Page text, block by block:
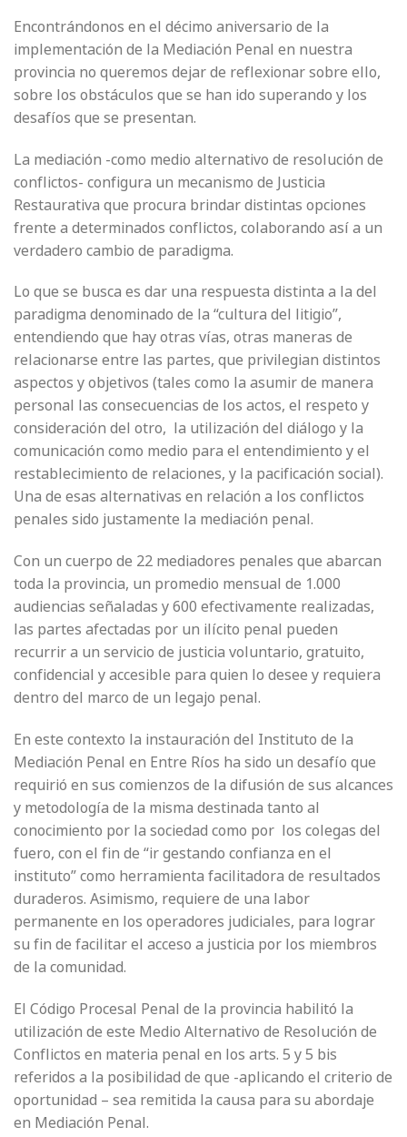
Encontrándonos en el décimo aniversario de la
implementación de la Mediación Penal en nuestra
provincia no queremos dejar de reflexionar sobre ello,
sobre los obstáculos que se han ido superando y los
desafíos que se presentan.
La mediación -como medio alternativo de resolución de
conflictos- configura un mecanismo de Justicia
Restaurativa que procura brindar distintas opciones
frente a determinados conflictos, colaborando así a un
verdadero cambio de paradigma.
Lo que se busca es dar una respuesta distinta a la del
paradigma denominado de la “cultura del litigio”,
entendiendo que hay otras vías, otras maneras de
relacionarse entre las partes, que privilegian distintos
aspectos y objetivos (tales como la asumir de manera
personal las consecuencias de los actos, el respeto y
consideración del otro, la utilización del diálogo y la
comunicación como medio para el entendimiento y el
restablecimiento de relaciones, y la pacificación social).
Una de esas alternativas en relación a los conflictos
penales sido justamente la mediación penal.
Con un cuerpo de 22 mediadores penales que abarcan
toda la provincia, un promedio mensual de 1.000
audiencias señaladas y 600 efectivamente realizadas,
las partes afectadas por un ilícito penal pueden
recurrir a un servicio de justicia voluntario, gratuito,
confidencial y accesible para quien lo desee y requiera
dentro del marco de un legajo penal.
En este contexto la instauración del Instituto de la
Mediación Penal en Entre Ríos ha sido un desafío que
requirió en sus comienzos de la difusión de sus alcances
y metodología de la misma destinada tanto al
conocimiento por la sociedad como por los colegas del
fuero, con el fin de “ir gestando confianza en el
instituto” como herramienta facilitadora de resultados
duraderos. Asimismo, requiere de una labor
permanente en los operadores judiciales, para lograr
su fin de facilitar el acceso a justicia por los miembros
de la comunidad.
El Código Procesal Penal de la provincia habilitó la
utilización de este Medio Alternativo de Resolución de
Conflictos en materia penal en los arts. 5 y 5 bis
referidos a la posibilidad de que -aplicando el criterio de
oportunidad – sea remitida la causa para su abordaje
en Mediación Penal.